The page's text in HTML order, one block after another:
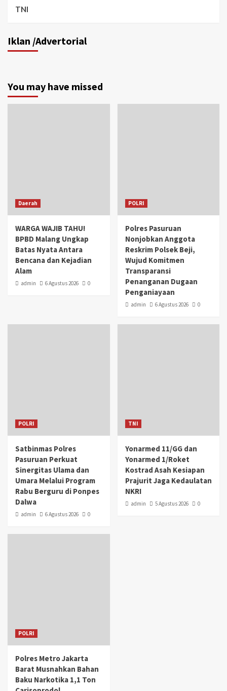
TNI
Iklan /Advertorial
You may have missed
Daerah
WARGA WAJIB TAHU!
BPBD Malang Ungkap
Batas Nyata Antara
Bencana dan Kejadian
Alam
admin 6 Agustus 2026 0
POLRI
Polres Pasuruan
Nonjobkan Anggota
Reskrim Polsek Beji,
Wujud Komitmen
Transparansi
Penanganan Dugaan
Penganiayaan
admin 6 Agustus 2026 0
POLRI
Satbinmas Polres
Pasuruan Perkuat
Sinergitas Ulama dan
Umara Melalui Program
Rabu Berguru di Ponpes
Dalwa
admin 6 Agustus 2026 0
TNI
Yonarmed 11/GG dan
Yonarmed 1/Roket
Kostrad Asah Kesiapan
Prajurit Jaga Kedaulatan
NKRI
admin 5 Agustus 2026 0
POLRI
Polres Metro Jakarta
Barat Musnahkan Bahan
Baku Narkotika 1,1 Ton